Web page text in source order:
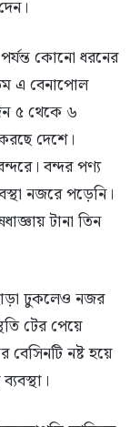
কোনো ধরনের
এ বেনাপোল
৫ থেকে ৬
দেশে।
বন্দর পণ্য
নজরে পড়েনি।
টানা তিন
ঢুকলেও নজর
টের পেয়ে
নষ্ট হয়ে